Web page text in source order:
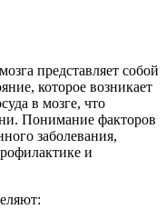
представляет собой
которое возникает
в мозге, что
Понимание факторов
заболевания,
и